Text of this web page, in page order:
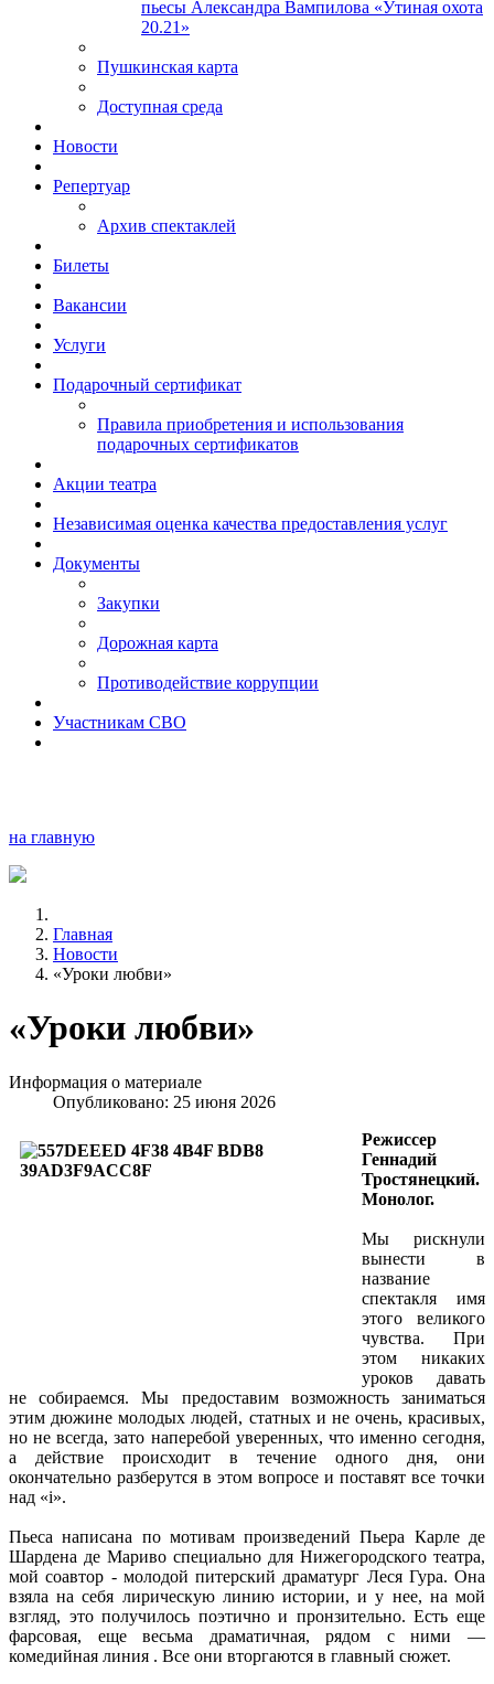
пьесы Александра Вампилова «Утиная охота
20.21»
Пушкинская карта
Доступная среда
Новости
Репертуар
Архив спектаклей
Билеты
Вакансии
Услуги
Подарочный сертификат
Правила приобретения и использования
подарочных сертификатов
Акции театра
Независимая оценка качества предоставления услуг
Документы
Закупки
Дорожная карта
Противодействие коррупции
Участникам СВО
на главную
Главная
Новости
«Уроки любви»
«Уроки любви»
Информация о материале
Опубликовано: 25 июня 2026
Режиссер
Геннадий
Тростянецкий.
Монолог.
Мы рискнули
вынести в
название
спектакля имя
этого великого
чувства. При
этом никаких
уроков давать
не собираемся. Мы предоставим возможность заниматься
этим дюжине молодых людей, статных и не очень, красивых,
но не всегда, зато наперебой уверенных, что именно сегодня,
а действие происходит в течение одного дня, они
окончательно разберутся в этом вопросе и поставят все точки
над «i».
Пьеса написана по мотивам произведений Пьера Карле де
Шардена де Мариво специально для Нижегородского театра,
мой соавтор - молодой питерский драматург Леся Гура. Она
взяла на себя лирическую линию истории, и у нее, на мой
взгляд, это получилось поэтично и пронзительно. Есть еще
фарсовая, еще весьма драматичная, рядом с ними —
комедийная линия . Все они вторгаются в главный сюжет.